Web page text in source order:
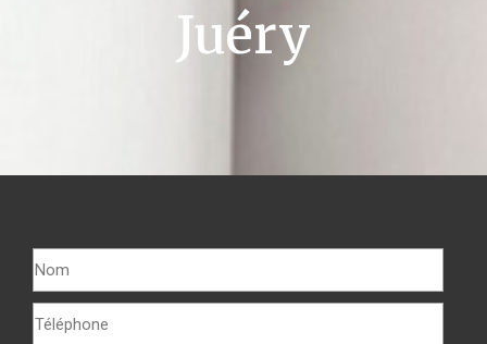
Juéry